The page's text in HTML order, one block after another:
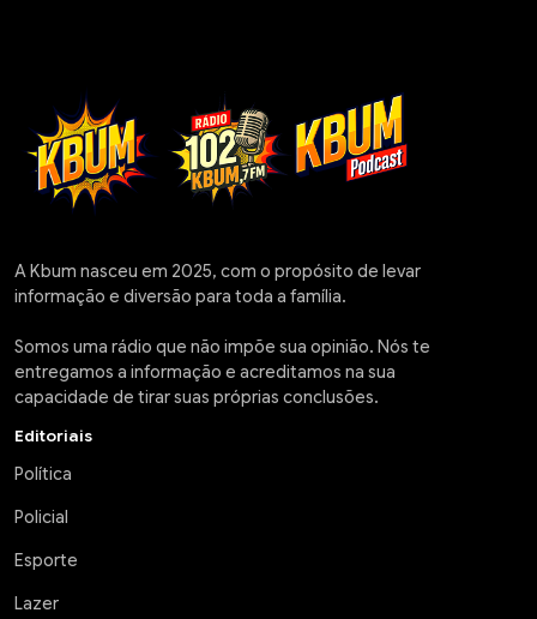
A Kbum nasceu em 2025, com o propósito de levar
informação e diversão para toda a família.
Somos uma rádio que não impõe sua opinião. Nós te
entregamos a informação e acreditamos na sua
capacidade de tirar suas próprias conclusões.
Editoriais
Política
Policial
Esporte
Lazer